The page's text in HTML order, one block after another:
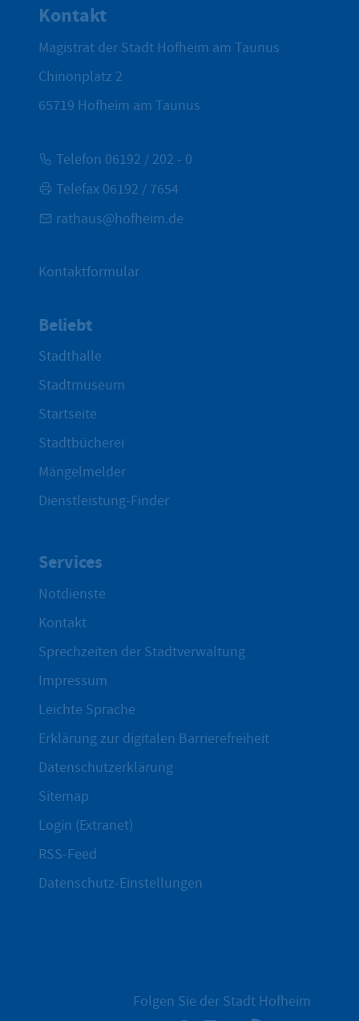
Kontakt
Magistrat der Stadt Hofheim am Taunus
Chinonplatz 2
65719 Hofheim am Taunus
Telefon 06192 / 202 - 0
Telefax 06192 / 7654
rathaus@hofheim.de
Kontaktformular
Beliebt
Stadthalle
Stadtmuseum
Startseite
Stadtbücherei
Mängelmelder
Dienstleistung-Finder
Services
Notdienste
Kontakt
Sprechzeiten der Stadtverwaltung
Impressum
Leichte Sprache
Erklärung zur digitalen Barrierefreiheit
Datenschutzerklärung
Sitemap
Login (Extranet)
RSS-Feed
Datenschutz-Einstellungen
Folgen Sie der Stadt Hofheim